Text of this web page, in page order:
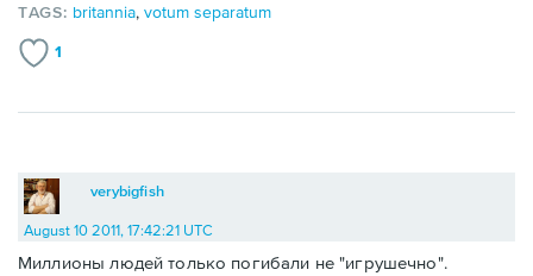
TAGS: britannia,votum separatum
1
verybigfish
August 10 2011, 17:42:21 UTC
Миллионы людей только погибали не "игрушечно".